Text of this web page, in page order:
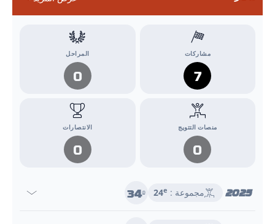
مشاركات
7
المراحل
0
منصات التتويج
0
الانتصارات
0
2025 مجموعة : 24e
34e